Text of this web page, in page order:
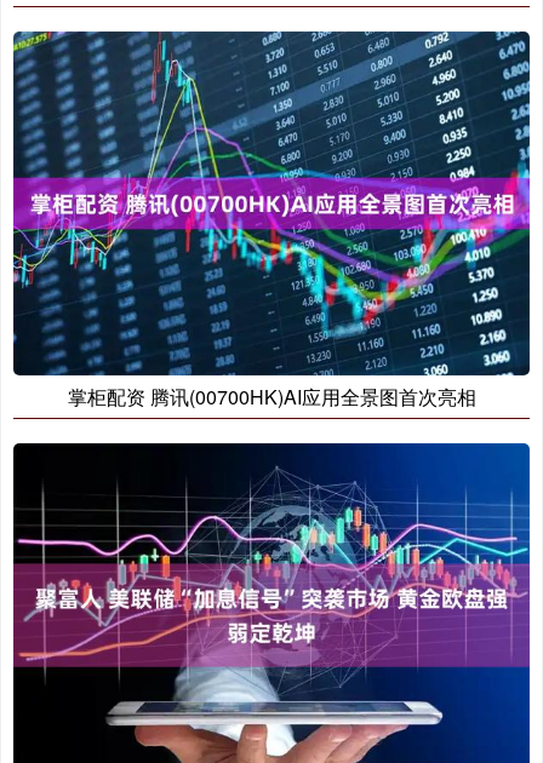
掌柜配资 腾讯(00700HK)AI应用全景图首次亮相